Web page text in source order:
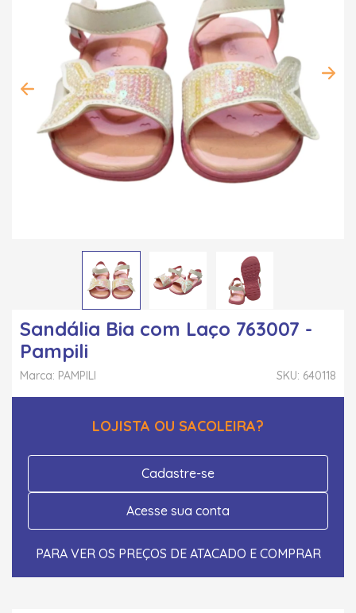
Sandália Bia com Laço 763007 -
Pampili
SKU: 640118
Marca: PAMPILI
LOJISTA OU SACOLEIRA?
Cadastre-se
Acesse sua conta
PARA VER OS PREÇOS DE ATACADO E COMPRAR